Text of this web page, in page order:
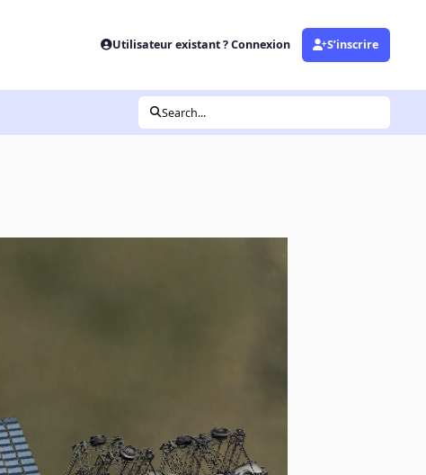
Utilisateur existant ? Connexion S’inscrire
Search...